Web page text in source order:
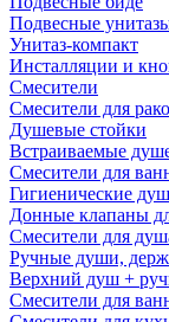
Подвесные
Унитаз-компакт
Инсталляции и
Смесители
Смесители для
Душевые стойки
Встраиваемые
Смесители для
Гигиенические
Донные клапаны
Смесители для
Ручные души,
Верхний душ +
Смесители для